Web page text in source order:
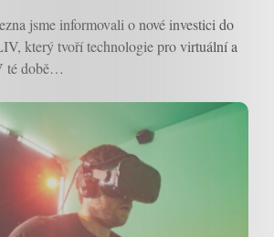
jsme informovali o nové investici do
který tvoří technologie pro virtuální a
té době…